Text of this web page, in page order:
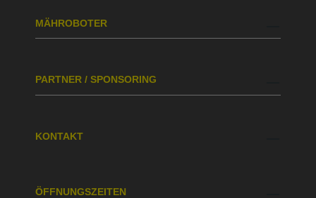
MÄHROBOTER
PARTNER / SPONSORING
KONTAKT
ÖFFNUNGSZEITEN